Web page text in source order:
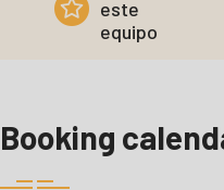
este
equipo
Booking